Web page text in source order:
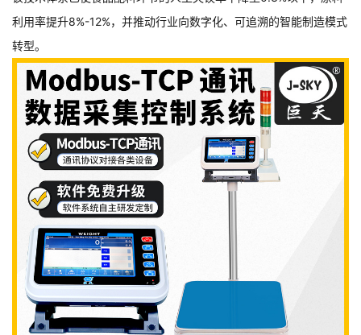
利用率提升8%-12%，并推动行业向数字化、可追溯的智能制造模式
转型。